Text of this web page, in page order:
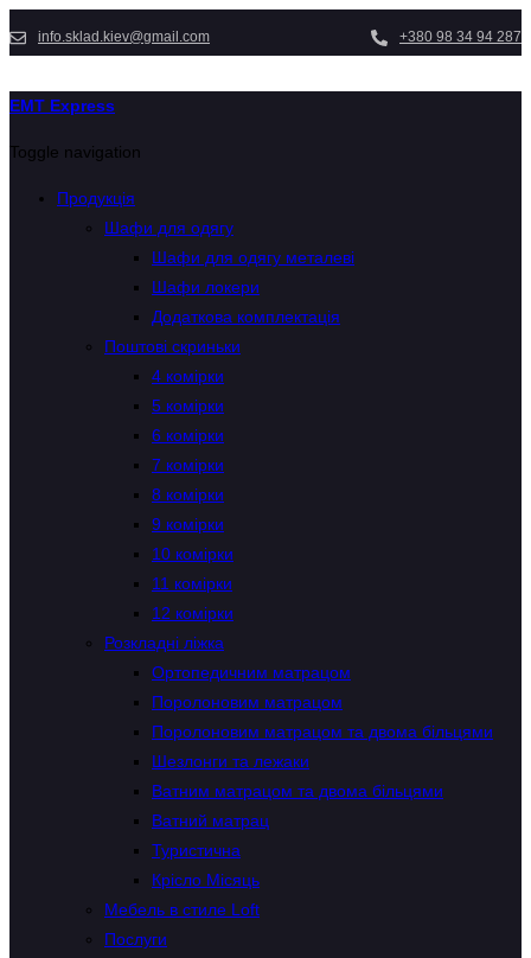
info.sklad.kiev@gmail.com +380 98 34 94 287
EMT Express
Toggle navigation
Продукція
Шафи для одягу
Шафи для одягу металеві
Шафи локери
Додаткова комплектація
Поштові скриньки
4 комірки
5 комірки
6 комірки
7 комірки
8 комірки
9 комірки
10 комірки
11 комірки
12 комірки
Розкладні ліжка
Ортопедичним матрацом
Поролоновим матрацом
Поролоновим матрацом та двома більцями
Шезлонги та лежаки
Ватним матрацом та двома більцями
Ватний матрац
Туристична
Крісло Місяць
Мебель в стиле Loft
Послуги